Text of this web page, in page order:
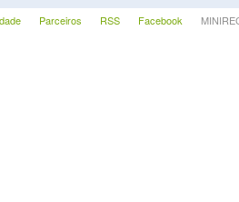
Parceiros RSS Facebook